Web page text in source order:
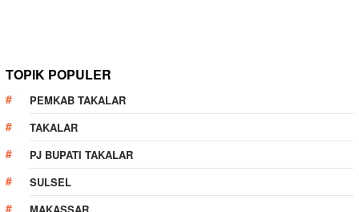
TOPIK POPULER
PEMKAB TAKALAR
TAKALAR
PJ BUPATI TAKALAR
SULSEL